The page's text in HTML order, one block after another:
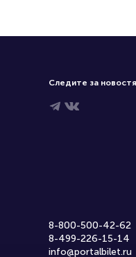
Следите за
8-800-500-42-62
8-499-226-15-14
info@portalbilet.ru